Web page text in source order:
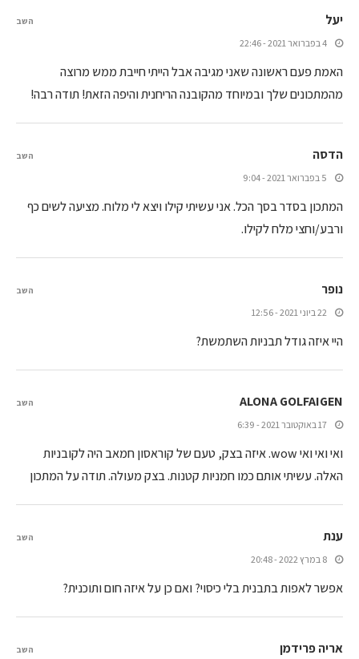
יעל
4 בפברואר 2021 - 22:46
האמת פעם ראשונה שאני מגיבה אבל הייתי חייבת ממש מרוצה
מהמתכונים שלך ובמיוחד מהקובנה הריחנית והיפה הזאת! תודה רבה!
השב
הדסה
5 בפברואר 2021 - 9:04
המתכון בסדר בסך הכל. אני עשיתי קילו ויצא לי מלוח. מציעה לשים כף
ורבע/וחצי מלח לקילו.
השב
נופר
22 ביוני 2021 - 12:56
היי איזה גודל תבניות השתמשת?
השב
ALONA GOLFAIGEN
17 באוקטובר 2021 - 6:39
ואי ואי ואי wow. איזה בצק, טעם של קוראסון חמאב היה לקובניות
האלה. עשיתי אותם כמו חמניות קטנות. בצק מעולה. תודה על המתכון
השב
ענת
8 במרץ 2022 - 20:48
אפשר לאפות בתבנית בלי כיסוי? ואם כן על איזה חום ותוכנית?
השב
אריה פרידמן השב